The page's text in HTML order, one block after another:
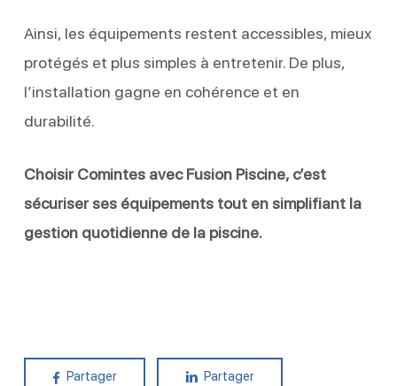
Ainsi, les équipements restent accessibles, mieux
protégés et plus simples à entretenir. De plus,
l’installation gagne en cohérence et en
durabilité.
Choisir Comintes avec Fusion Piscine, c’est
sécuriser ses équipements tout en simplifiant la
gestion quotidienne de la piscine.
Partager Partager